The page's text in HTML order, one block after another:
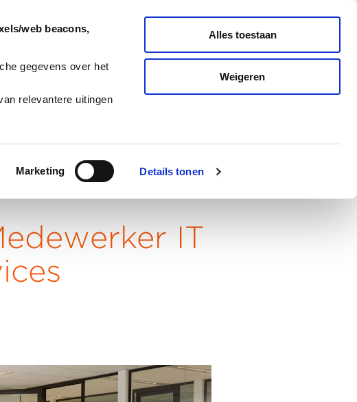
web beacons,
gegevens over het
relevantere uitingen
Marketing Details tonen
Alles toestaan
Weigeren
ONDERHOUD
MELD TICKET
BLOG CAREERS
IT